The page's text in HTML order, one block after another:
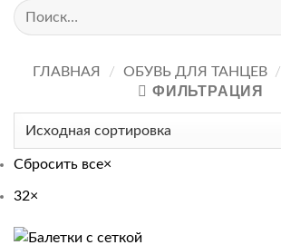
Искать:
ГЛАВНАЯ / ОБУВЬ ДЛЯ ТАНЦЕВ /
ФИЛЬТРАЦИЯ
Сбросить все×
32×